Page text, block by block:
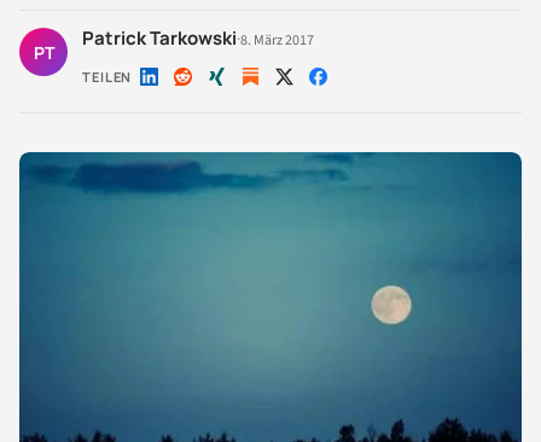
PT
Patrick Tarkowski·8. März 2017
TEILEN Auf Auf Auf Auf Auf